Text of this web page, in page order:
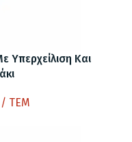
Υπερχείλιση Και
/ ΤΕΜ